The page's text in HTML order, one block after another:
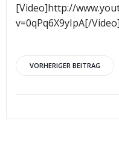
[Video]http://
v=0qPq6X9yIpA[/Video]
VORHERIGER BEITRAG